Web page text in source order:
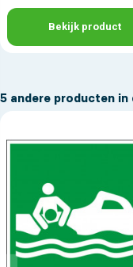
Bekijk product
5 andere producten